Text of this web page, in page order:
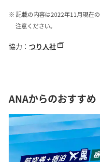
記載の内容は2022年11月現在
注意ください。
協力： つり人社
ANAからのおすすめ